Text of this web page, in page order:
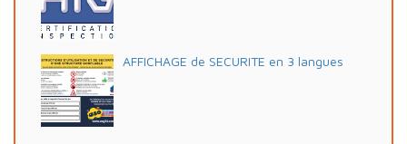
AFFICHAGE de SECURITE en 3 langues